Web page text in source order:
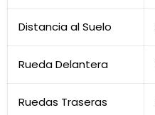
Distancia al Suelo
Rueda Delantera
Ruedas Traseras